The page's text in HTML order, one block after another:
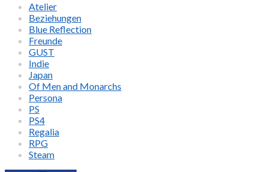
Atelier
Beziehungen
Blue Reflection
Freunde
GUST
Indie
Japan
Of Men and Monarchs
Persona
PS
PS4
Regalia
RPG
Steam